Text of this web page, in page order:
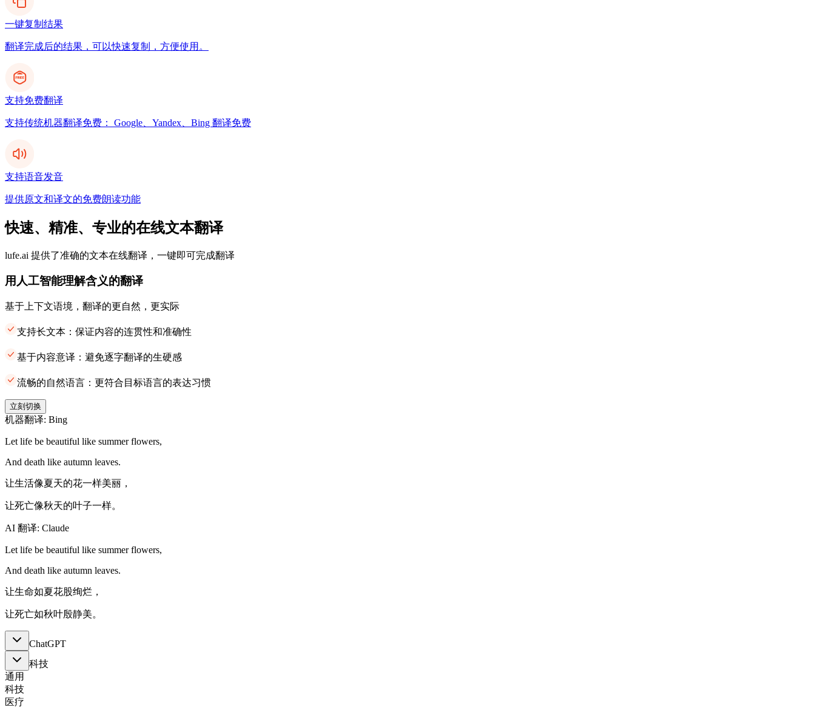
一键复制结果
翻译完成后的结果，可以快速复制，方便使用。
支持免费翻译
支持传统机器翻译免费： Google、Yandex、Bing 翻译免费
支持语音发音
提供原文和译文的免费朗读功能
快速、精准、专业的在线文本翻译
lufe.ai 提供了准确的文本在线翻译，一键即可完成翻译
用人工智能理解含义的翻译
基于上下文语境，翻译的更自然，更实际
支持长文本：保证内容的连贯性和准确性
基于内容意译：避免逐字翻译的生硬感
流畅的自然语言：更符合目标语言的表达习惯
立刻切换
机器翻译: Bing
Let life be beautiful like summer flowers,
And death like autumn leaves.
让生活像夏天的花一样美丽，
让死亡像秋天的叶子一样。
AI 翻译: Claude
Let life be beautiful like summer flowers,
And death like autumn leaves.
让生命如夏花股绚烂，
让死亡如秋叶殷静美。
ChatGPT
科技
通用
科技
医疗